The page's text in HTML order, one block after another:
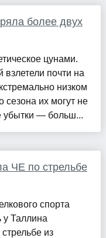
более двух
цунами.
взлетели почти на
низком
сезона их могут не
убытки — больш...
ЧЕ по стрельбе
спорта
у Таллина
из